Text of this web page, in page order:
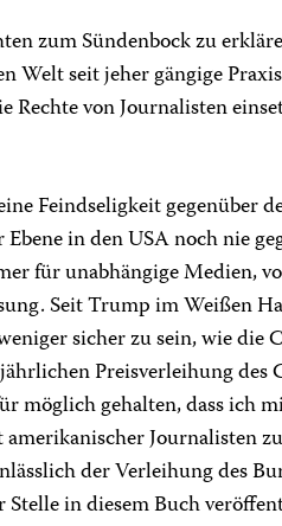
zum Sündenbock zu
Welt seit jeher gängige
von Journalisten
Feindseligkeit gegenüber
in den USA noch nie
für unabhängige Medien,
Seit Trump im Weißen
sicher zu sein, wie
Preisverleihung des
möglich gehalten, dass ich
Journalisten
der Verleihung des
Stelle in diesem Buch